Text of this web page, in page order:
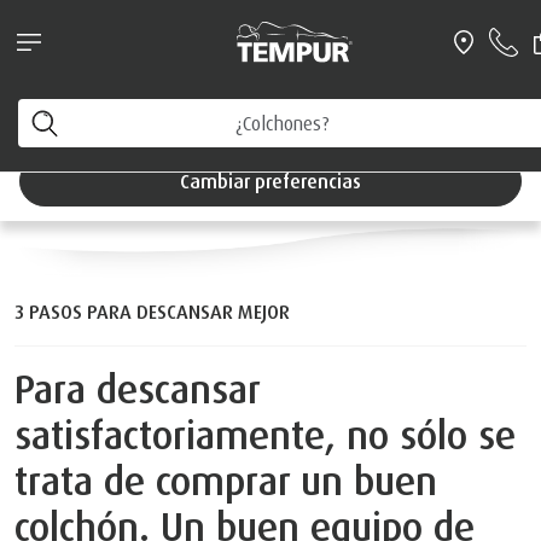
nuestras tiendas para cualquier tipo de consulta
Está viendo el sitio de España. Puede cambiar sus
preferencias en cualquier momento
Cambiar preferencias
3 PASOS PARA
DESCANSAR MEJOR
3 PASOS PARA DESCANSAR MEJOR
Para descansar
satisfactoriamente, no sólo se
trata de comprar un buen
colchón. Un buen equipo de